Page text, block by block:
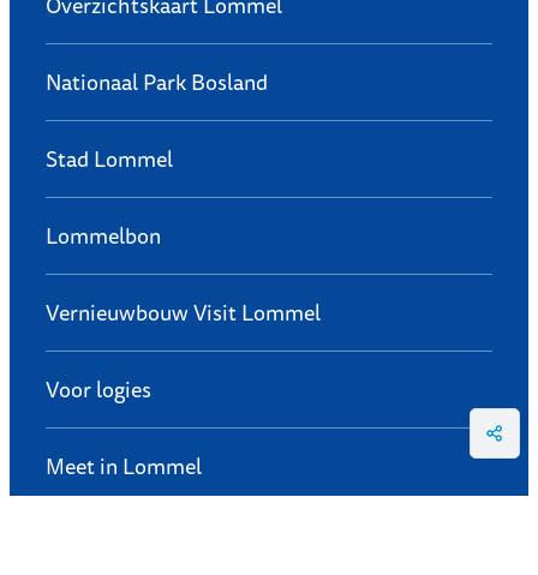
Nationaal Park Bosland
Stad Lommel
Lommelbon
Vernieuwbouw Visit Lommel
Voor logies
Meet in Lommel